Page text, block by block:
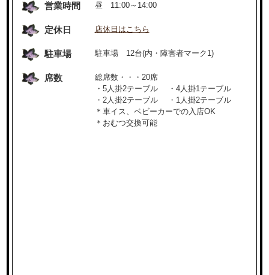
営業時間 昼 11:00～14:00
定休日 店休日はこちら
駐車場 駐車場 12台(内・障害者マーク1)
席数
総席数・・・20席
・5人掛2テーブル ・4人掛1テーブル
・2人掛2テーブル ・1人掛2テーブル
＊車イス、ベビーカーでの入店OK
＊おむつ交換可能